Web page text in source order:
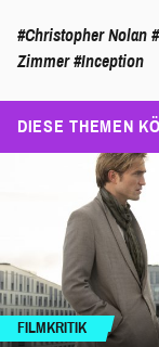
#Christopher Nolan
Zimmer #Inception
DIESE THEMEN
FILMKRITIK